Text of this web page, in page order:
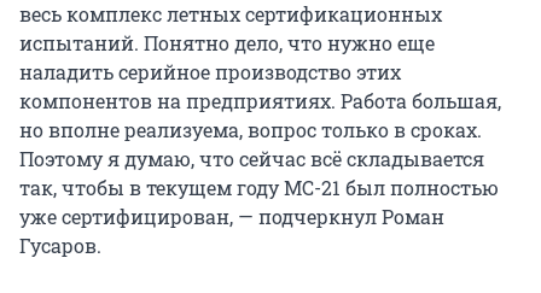
весь комплекс летных сертификационных
испытаний. Понятно дело, что нужно еще
наладить серийное производство этих
компонентов на предприятиях. Работа большая,
но вполне реализуема, вопрос только в сроках.
Поэтому я думаю, что сейчас всё складывается
так, чтобы в текущем году МС-21 был полностью
уже сертифицирован, — подчеркнул Роман
Гусаров.